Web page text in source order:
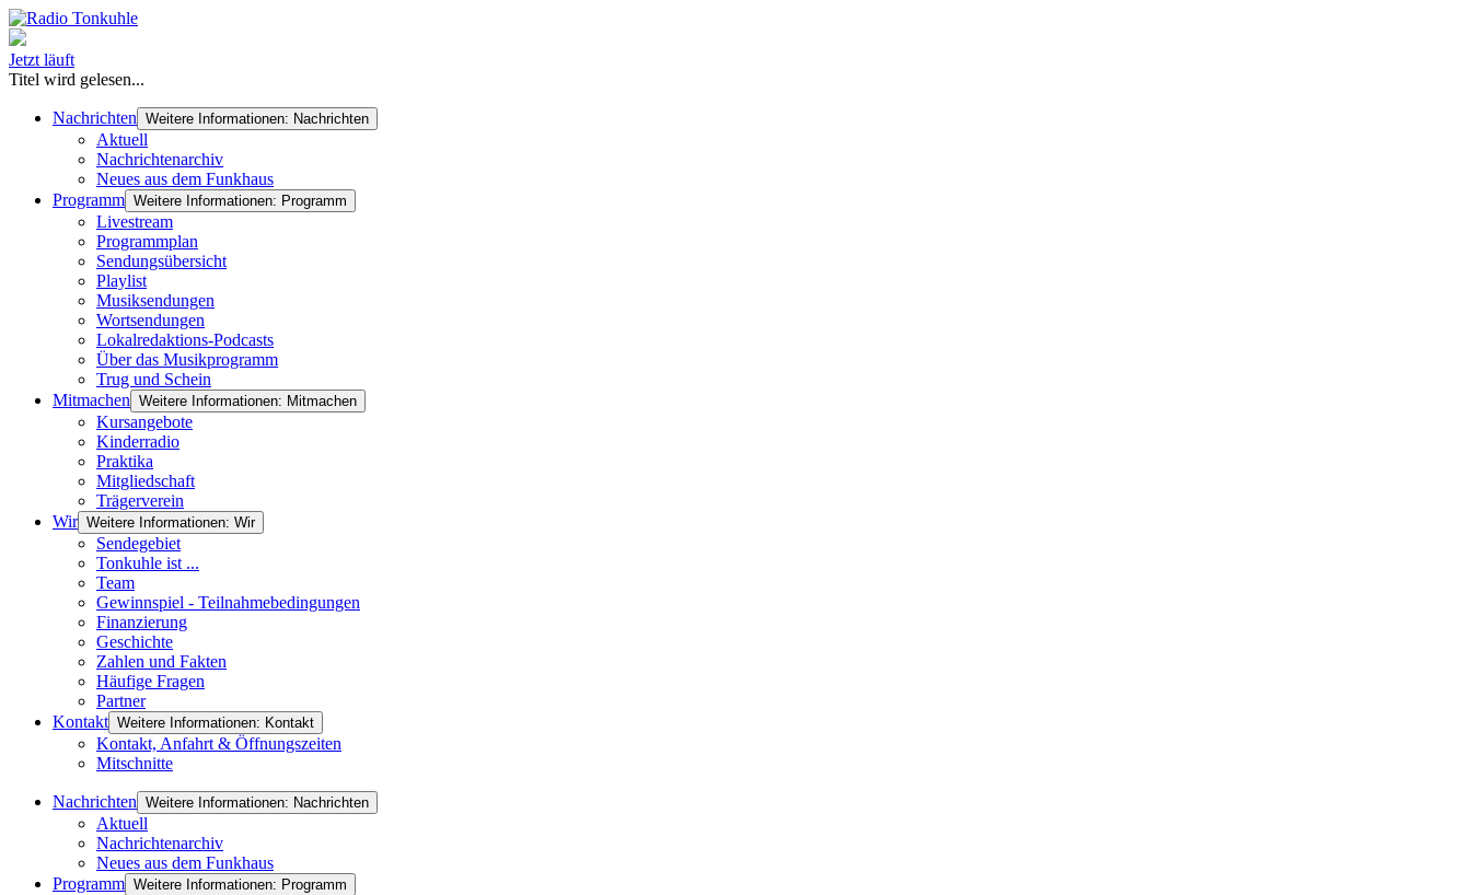
Jetzt läuft
Titel wird gelesen...
Nachrichten Weitere Informationen: Nachrichten
Aktuell
Nachrichtenarchiv
Neues aus dem Funkhaus
Programm Weitere Informationen: Programm
Livestream
Programmplan
Sendungsübersicht
Playlist
Musiksendungen
Wortsendungen
Lokalredaktions-Podcasts
Über das Musikprogramm
Trug und Schein
Mitmachen Weitere Informationen: Mitmachen
Kursangebote
Kinderradio
Praktika
Mitgliedschaft
Trägerverein
Wir Weitere Informationen: Wir
Sendegebiet
Tonkuhle ist ...
Team
Gewinnspiel - Teilnahmebedingungen
Finanzierung
Geschichte
Zahlen und Fakten
Häufige Fragen
Partner
Kontakt Weitere Informationen: Kontakt
Kontakt, Anfahrt & Öffnungszeiten
Mitschnitte
Nachrichten Weitere Informationen: Nachrichten
Aktuell
Nachrichtenarchiv
Neues aus dem Funkhaus
Programm Weitere Informationen: Programm